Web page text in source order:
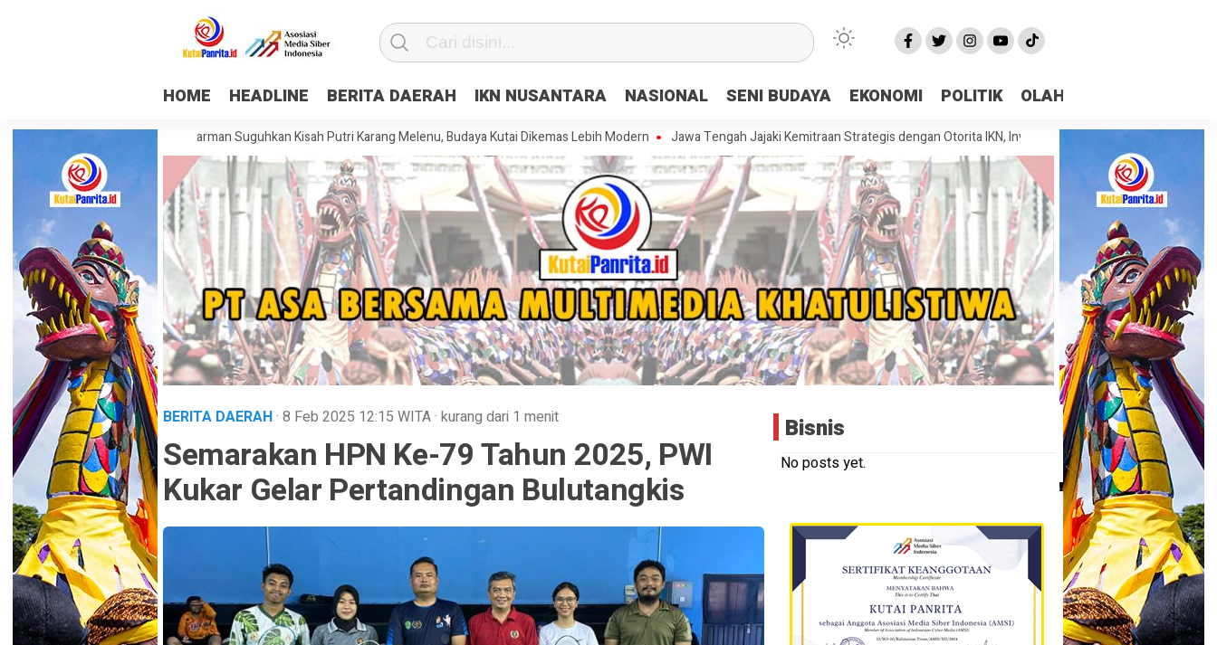
HOME HEADLINE BERITA DAERAH IKN NUSANTARA NASIONAL SENI BUDAYA EKONOMI POLITIK OLAHRAGA
Museum Mulawarman Suguhkan Kisah Putri Karang Melenu, Budaya Kutai Dikemas Lebih Modern Jawa Tengah Jajaki Kemitraan Strategis dengan Otorita IKN, Investasi dan Kolaborasi Jadi Fokus
BERITA DAERAH· 8 Feb 2025 12:15 WITA· kurang dari 1 menit
Semarakan HPN Ke-79 Tahun 2025, PWI
Kukar Gelar Pertandingan Bulutangkis
Bisnis
No posts yet.